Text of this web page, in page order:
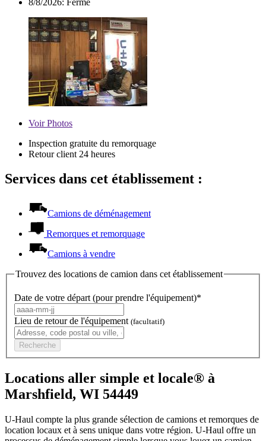
VoirPhotos
Inspection gratuite du remorquage
Retour client 24 heures
Services dans cet établissement :
Camions de déménagement
Remorques et remorquage
Camions à vendre
Trouvez des locations de camion dans cet établissement
Date de votre départ (pour prendre l'équipement)*
Lieu de retour de l'équipement (facultatif)
Recherche
Locations aller simple et locale® à
Marshfield, WI 54449
U-Haul compte la plus grande sélection de camions et remorques de
location locaux et à sens unique dans votre région. U-Haul offre un